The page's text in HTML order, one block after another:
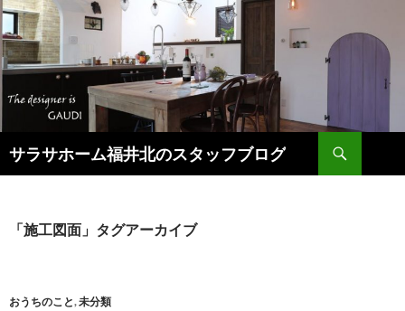
サラサホーム福井北のスタッフブログ
索
ン
キ
「施工図面」タグアーカイブ
おうちのこと,未分類